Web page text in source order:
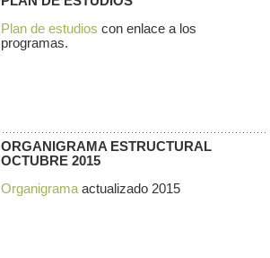
Plan de estudios con enlace a los
programas.
ORGANIGRAMA ESTRUCTURAL
OCTUBRE 2015
Organigrama actualizado 2015